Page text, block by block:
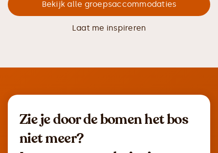
Bekijk alle groepsaccommodaties
Laat me inspireren
Zie je door de bomen het bos
niet meer?